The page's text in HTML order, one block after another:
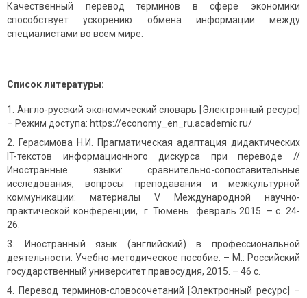
Качественный перевод терминов в сфере экономики
способствует ускорению обмена информации между
специалистами во всем мире.
Список литературы:
Англо-русский экономический словарь [Электронный ресурс]
– Режим доступа: https://economy_en_ru.academic.ru/
Герасимова Н.И. Прагматическая адаптация дидактических
IT-текстов информационного дискурса при переводе //
Иностранные языки: сравнительно-сопоставительные
исследования, вопросы преподавания и межкультурной
коммуникации: материалы V Международной научно-
практической конференции, г. Тюмень февраль 2015. – с. 24-
26.
Иностранный язык (английский) в профессиональной
деятельности: Учебно-методическое пособие. – М.: Российский
государственный университет правосудия, 2015. – 46 с.
Перевод терминов-словосочетаний [Электронный ресурс] –